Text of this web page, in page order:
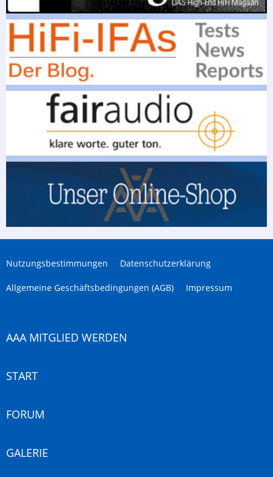
Nutzungsbestimmungen Datenschutzerklärung
Allgemeine Geschäftsbedingungen (AGB) Impressum
AAA MITGLIED WERDEN
START
FORUM
GALERIE